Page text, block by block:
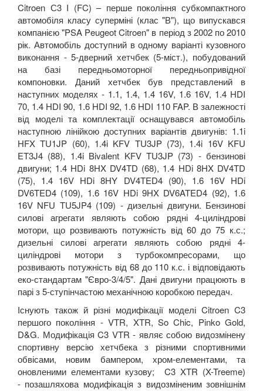
Citroen С3 I (FC) – перше покоління субкомпактного
автомобіля класу суперміні (клас "В"), що випускався
компанією "PSA Peugeot Citroen" в період з 2002 по 2010
рік. Автомобіль доступний в одному варіанті кузовного
виконання - 5-дверний хетчбек (5-міст.), побудований
на базі передньомоторної передньопривідної
компоновки. Даний хетчбек був представлений в
наступних моделях - 1.1, 1.4, 1.4 16V, 1.6 16V, 1.4 HDI
70, 1.4 HDI 90, 1.6 HDI 92, 1.6 HDI 110 FAP. В залежності
від моделі та комплектації оснащувався автомобіль
наступною лінійкою доступних варіантів двигунів: 1.1i
HFX TU1JP (60), 1.4i KFV TU3JP (73), 1.4i 16V KFU
ET3J4 (88), 1.4i Bivalent KFV TU3JP (73) - бензинові
двигуни; 1.4 HDi 8HX DV4TD (68), 1.4 HDi 8HX DV4TD
(75), 1.4 16V HDi 8HY DV4TED4 (90), 1.6 16V HDi
DV6TED4 (109), 1.6 16V HDi 9HX DV6ATED4 (92), 1.6
16V NFU TU5JP4 (109) - дизельні двигуни. Бензинові
силові агрегати являють собою рядні 4-циліндрові
мотори, що розвивають потужність від 60 до 75 к.с.;
дизельні силові агрегати являють собою рядні 4-
циліндрові мотори з турбокомпресорами, що
розвивають потужність від 68 до 110 к.с. і відповідають
еко-стандартам "Євро-3/4/5". Дані двигуни працюють в
парі з 5-ступінчастою механічною коробкою передач.
Існують також й різні модифікації моделі Citroen C3
першого покоління - VTR, XTR, So Chic, Pinko Gold,
D&G. Модифікація C3 VTR - являє собою видозмінену
спортивну версію хетчбека з різними спортивними
обвісами, новим бампером, хром-елементами, та
оновленими елементами кузову; C3 XTR (X-Treeme)
- позашляхова модифікація з видозміненим зовнішнім